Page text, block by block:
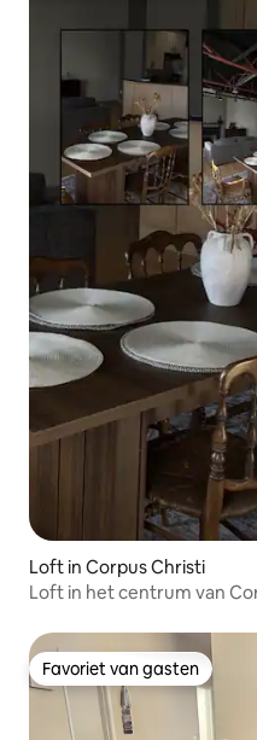
Loft in Corpus Christi
Loft in het centrum van
Favoriet van gasten
Favoriet van gasten